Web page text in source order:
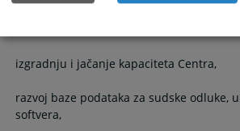
izgradnju i jačanje kapaciteta Centra,
razvoj baze podataka za sudske odluke,
softvera,